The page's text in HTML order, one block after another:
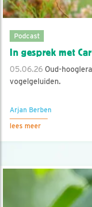
Podcast
In gesprek met
05.06.26 Oud-
vogelgeluiden.
Arjan Berben
lees meer